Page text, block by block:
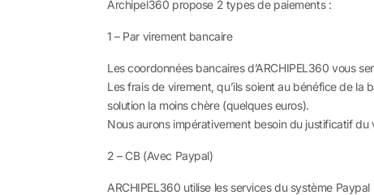
Archipel360 propose 2 types de paiements :
1 – Par virement bancaire
Les coordonnées bancaires d’ARCHIPEL360 vous
Les frais de virement, qu’ils soient au bénéfice de
solution la moins chère (quelques euros).
Nous aurons impérativement besoin du justificatif
2 – CB (Avec Paypal)
ARCHIPEL360 utilise les services du système